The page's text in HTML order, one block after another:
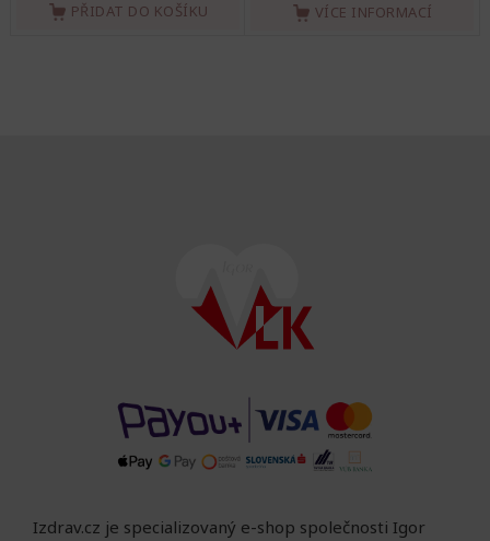
PŘIDAT DO KOŠÍKU VÍCE INFORMACÍ
Izdrav.cz je specializovaný e-shop společnosti Igor